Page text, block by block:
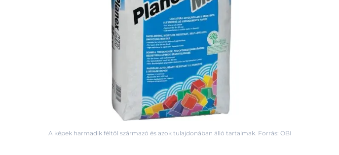
A képek harmadik féltől származó és azok tulajdonában álló tartalmak. Forrás: OBI